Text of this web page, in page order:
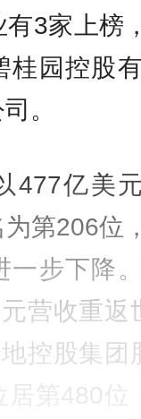
有3家上榜
桂园控股
。
477亿美
第206位
一步下降
营收重
控股集团